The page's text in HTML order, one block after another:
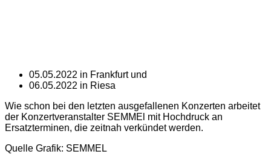
05.05.2022 in Frankfurt und
06.05.2022 in Riesa
Wie schon bei den letzten ausgefallenen Konzerten arbeitet
der Konzertveranstalter SEMMEl mit Hochdruck an
Ersatzterminen, die zeitnah verkündet werden.
Quelle Grafik: SEMMEL